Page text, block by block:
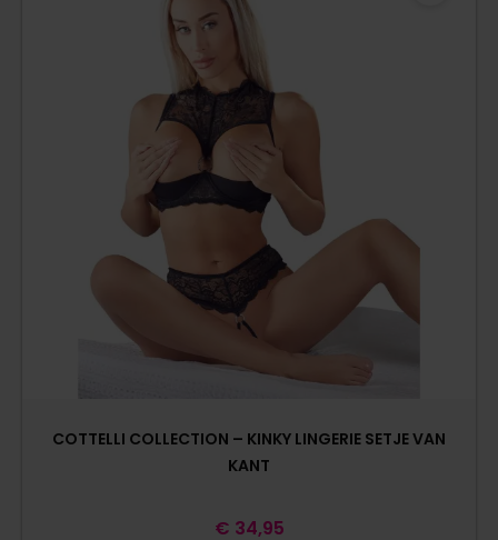
COTTELLI COLLECTION – KINKY LINGERIE SETJE VAN
KANT
€ 34,95